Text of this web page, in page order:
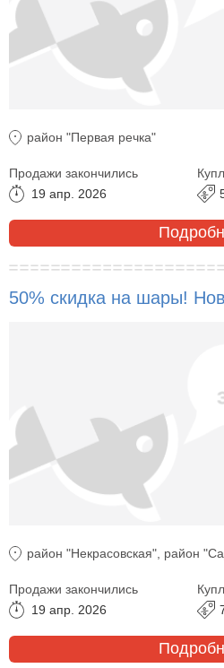
район "Первая речка"
Продажи закончились
19 апр. 2026
50% скидка на шары!
район "Некрасовская", район
Продажи закончились
19 апр. 2026